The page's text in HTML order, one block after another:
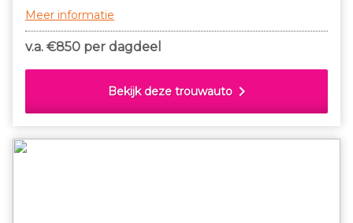
Het unieke karakter zit hem in de
atmosferische V10 zonder turbo’s.
Meer informatie
v.a. €850 per dagdeel
Bekijk deze trouwauto chevron_right